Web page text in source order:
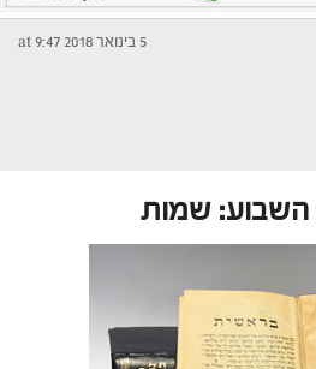
5 בינואר 2018 at 9:47
שמות